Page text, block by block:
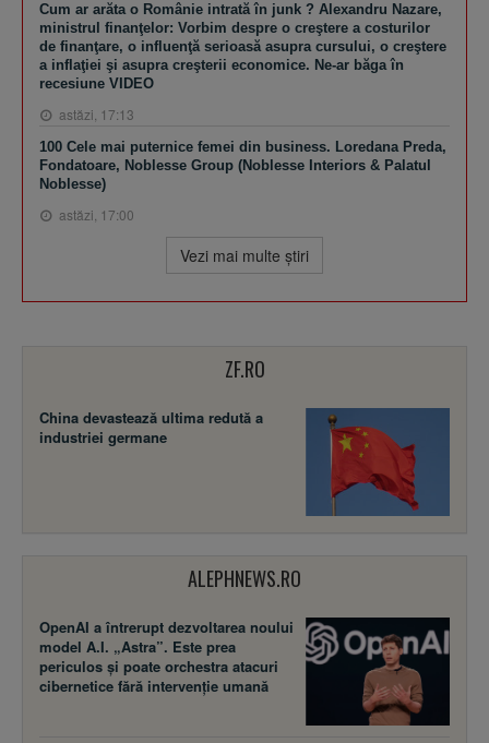
Cum ar arăta o Românie intrată în junk ? Alexandru Nazare,
ministrul finanţelor: Vorbim despre o creştere a costurilor
de finanţare, o influenţă serioasă asupra cursului, o creştere
a inflaţiei şi asupra creşterii economice. Ne-ar băga în
recesiune VIDEO
astăzi, 17:13
100 Cele mai puternice femei din business. Loredana Preda,
Fondatoare, Noblesse Group (Noblesse Interiors & Palatul
Noblesse)
astăzi, 17:00
Vezi mai multe ştiri
ZF.RO
China devastează ultima redută a
industriei germane
ALEPHNEWS.RO
OpenAI a întrerupt dezvoltarea noului
model A.I. „Astra”. Este prea
periculos și poate orchestra atacuri
cibernetice fără intervenție umană